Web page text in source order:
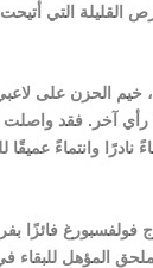
القليلة التي أتيحت
خيم الحزن على
رأي آخر. فقد واصلت
وانتماءً عميقًا
فولفسبورغ فائزًا
المؤهل للبقاء